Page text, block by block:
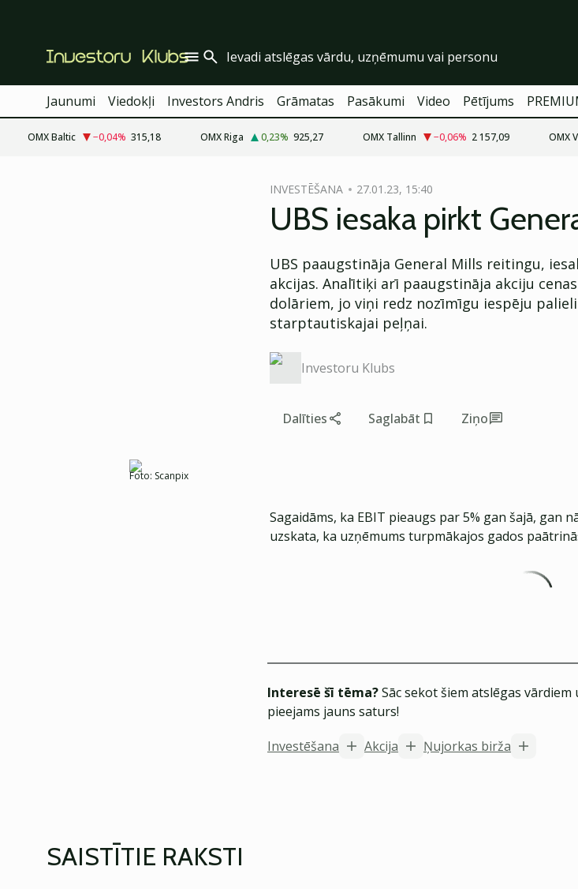
Jaunumi Viedokļi Investors Andris Grāmatas Pasākumi Video Pētījums
OMX Baltic −0,04% 315,18 OMX Riga 0,23% 925,27 OMX Tallinn −0,06% 2 157,09 OMX
INVESTĒŠANA 27.01.23, 15:40
UBS iesaka pirkt
UBS paaugstināja General Mills reitingu,
akcijas. Analītiķi arī paaugstināja akciju
dolāriem, jo viņi redz nozīmīgu iespēju
starptautiskajai peļņai.
Investoru Klubs
Dalīties Saglabāt Ziņo
Foto: Scanpix
Sagaidāms, ka EBIT pieaugs par 5% gan šajā, gan
uzskata, ka uzņēmums turpmākajos gados
Interesē šī tēma?Sāc sekot šiem atslēgas
pieejams jauns saturs!
Investēšana
Akcija Ņujorkas birža
SAISTĪTIE RAKSTI